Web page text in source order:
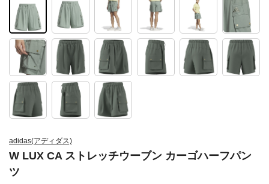
adidas(アディダス)
W LUX CA ストレッチウーブン カーゴハーフパン
ツ